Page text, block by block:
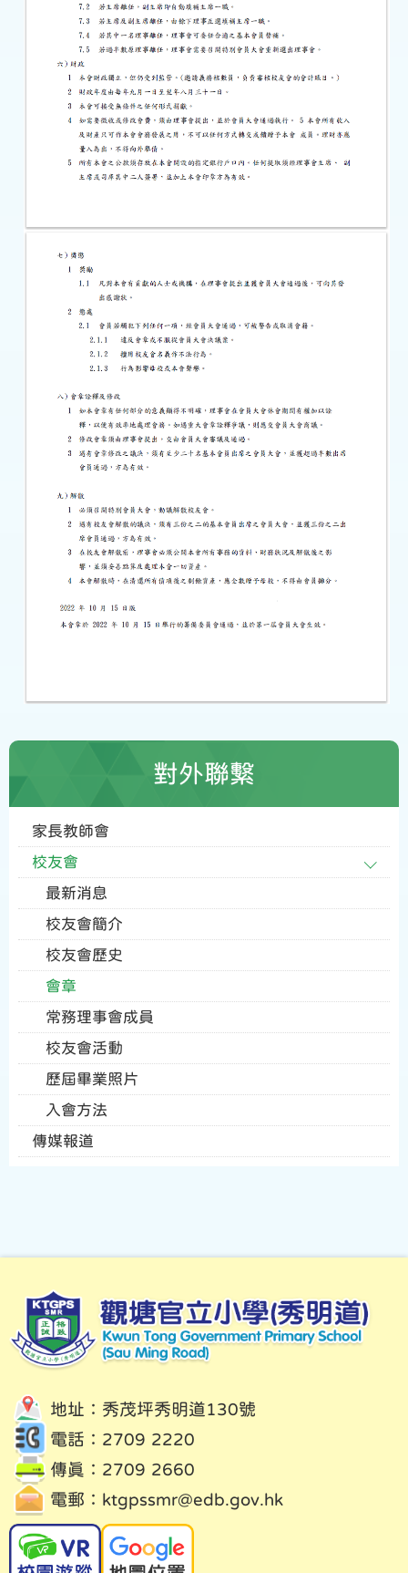
對外聯繫
家長教師會
校友會
最新消息
校友會簡介
校友會歷史
會章
常務理事會成員
校友會活動
歷屆畢業照片
入會方法
傳媒報道
地址：秀茂坪秀明道130號
電話：2709 2220
傳真：2709 2660
電郵： ktgpssmr@edb.gov.hk